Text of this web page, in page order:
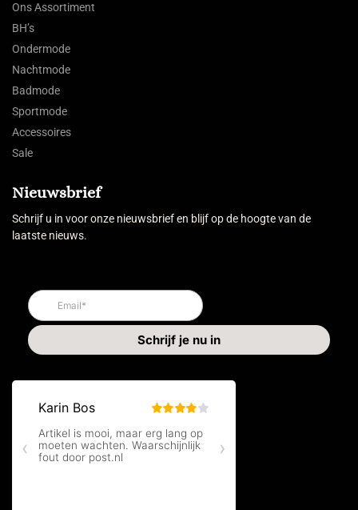
Ons Assortiment
BH’s
Ondermode
Nachtmode
Badmode
Sportmode
Accessoires
Sale
Nieuwsbrief
Schrijf u in voor onze nieuwsbrief en blijf op de hoogte van de
laatste nieuws.